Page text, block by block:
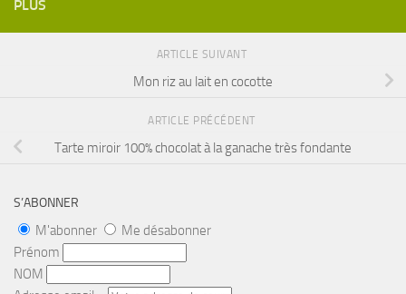
PLUS
ARTICLE SUIVANT
Mon riz au lait en cocotte
ARTICLE PRÉCÉDENT
Tarte miroir 100% chocolat à la ganache très fondante
S’ABONNER
M'abonner
Me désabonner
Prénom
NOM